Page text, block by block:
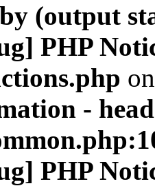
(output
PHP
-
PHP